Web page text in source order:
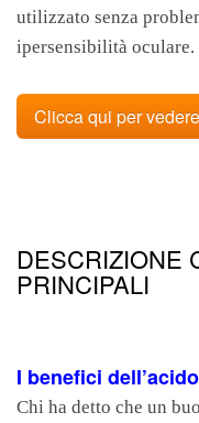
utilizzato senza
ipersensibilità oculare.
Clicca qui per
DESCRIZIONE
PRINCIPALI
I benefici
Chi ha detto che un